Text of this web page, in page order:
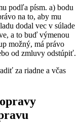
podľa písm. a) bodu
na to, aby mu
dodal vec v súlade
a to buď výmenou
možný, má právo
od zmluvy odstúpiť.
za riadne a včas